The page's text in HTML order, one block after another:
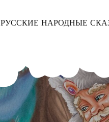
РУССКИЕ НАРОДНЫЕ